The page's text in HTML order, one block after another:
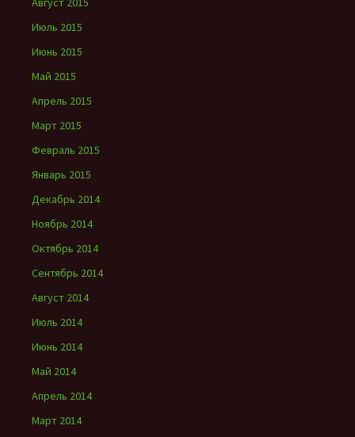
Июль 2015
Июнь 2015
Май 2015
Апрель 2015
Март 2015
Февраль 2015
Январь 2015
Декабрь 2014
Ноябрь 2014
Октябрь 2014
Сентябрь 2014
Август 2014
Июль 2014
Июнь 2014
Май 2014
Апрель 2014
Март 2014